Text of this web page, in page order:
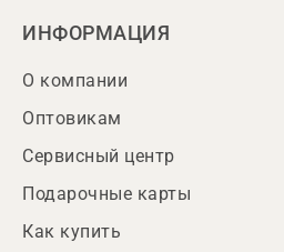
ИНФОРМАЦИЯ
О компании
Оптовикам
Сервисный центр
Подарочные карты
Как купить